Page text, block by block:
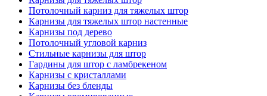
Потолочный карниз для тяжелых штор
Карнизы для тяжелых штор настенные
Карнизы под дерево
Потолочный угловой карниз
Стильные карнизы для штор
Гардины для штор с ламбрекеном
Карнизы с кристаллами
Карнизы без бленды